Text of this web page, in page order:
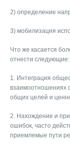
2) определение
3) мобилизация
Что же касается
отнести следующие:
1. Интеграция
взаимоотношениях
общих целей и
2. Нахождение и
ошибок, часто
приемлемые пути